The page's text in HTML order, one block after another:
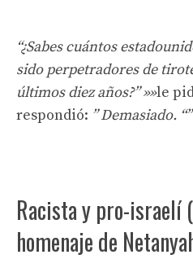
“¿Sabes cuántos
sido perpetradores de
últimos diez años?” »»le
respondió: ” Demasiado. “”
Racista y pro-israelí
homenaje de